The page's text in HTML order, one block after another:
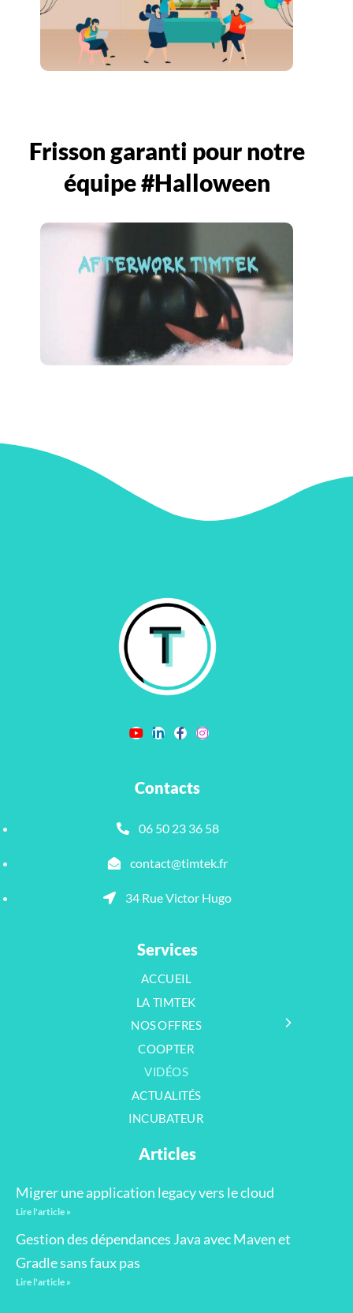
Frisson garanti pour notre
équipe #Halloween
Contacts
06 50 23 36 58
contact@timtek.fr
34 Rue Victor Hugo
Services
ACCUEIL
LA TIMTEK
NOS OFFRES
COOPTER
VIDÉOS
ACTUALITÉS
INCUBATEUR
Articles
Migrer une application legacy vers le cloud
Lire l'article »
Gestion des dépendances Java avec Maven et
Gradle sans faux pas
Lire l'article »